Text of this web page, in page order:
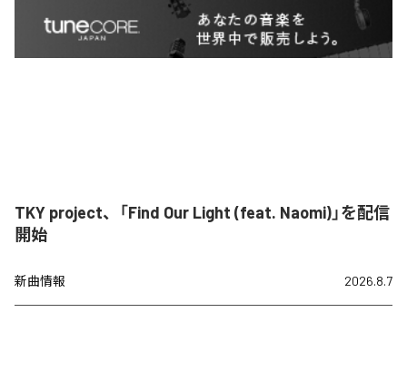
TKY project、「Find Our Light (feat. Naomi)」を配信
開始
新曲情報 2026.8.7